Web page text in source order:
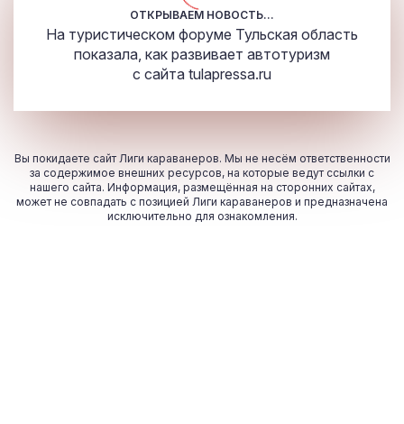
ОТКРЫВАЕМ НОВОСТЬ...
На туристическом форуме Тульская область
показала, как развивает автотуризм
с сайта tulapressa.ru
Вы покидаете сайт Лиги караванеров. Мы не несём ответственности
за содержимое внешних ресурсов, на которые ведут ссылки с
нашего сайта. Информация, размещённая на сторонних сайтах,
может не совпадать с позицией Лиги караванеров и предназначена
исключительно для ознакомления.